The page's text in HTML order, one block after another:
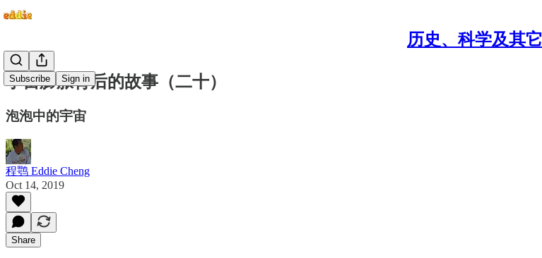
历史、科学及其它
Subscribe Sign in
宇宙膨胀背后的故事（二十）
泡泡中的宇宙
程鹗 Eddie Cheng
Oct 14, 2019
Share